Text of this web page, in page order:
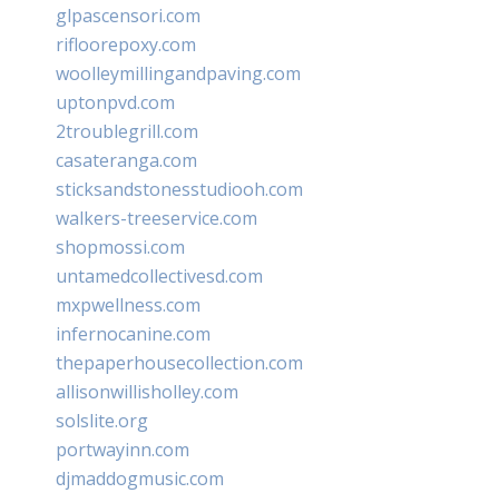
glpascensori.com
rifloorepoxy.com
woolleymillingandpaving.com
uptonpvd.com
2troublegrill.com
casateranga.com
sticksandstonesstudiooh.com
walkers-treeservice.com
shopmossi.com
untamedcollectivesd.com
mxpwellness.com
infernocanine.com
thepaperhousecollection.com
allisonwillisholley.com
solslite.org
portwayinn.com
djmaddogmusic.com